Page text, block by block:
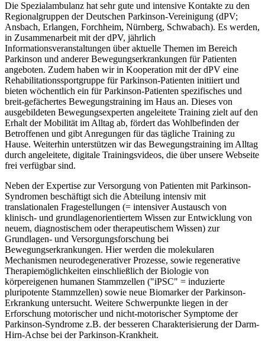
Die Spezialambulanz hat sehr gute und intensive Kontakte zu den
Regionalgruppen der Deutschen Parkinson-Vereinigung (dPV;
Ansbach, Erlangen, Forchheim, Nürnberg, Schwabach). Es werden,
in Zusammenarbeit mit der dPV, jährlich
Informationsveranstaltungen über aktuelle Themen im Bereich
Parkinson und anderer Bewegungserkrankungen für Patienten
angeboten. Zudem haben wir in Kooperation mit der dPV eine
Rehabilitationssportgruppe für Parkinson-Patienten initiiert und
bieten wöchentlich ein für Parkinson-Patienten spezifisches und
breit-gefächertes Bewegungstraining im Haus an. Dieses von
ausgebildeten Bewegungsexperten angeleitete Training zielt auf den
Erhalt der Mobilität im Alltag ab, fördert das Wohlbefinden der
Betroffenen und gibt Anregungen für das tägliche Training zu
Hause. Weiterhin unterstützen wir das Bewegungstraining im Alltag
durch angeleitete, digitale Trainingsvideos, die über unsere Webseite
frei verfügbar sind.
Neben der Expertise zur Versorgung von Patienten mit Parkinson-
Syndromen beschäftigt sich die Abteilung intensiv mit
translationalen Fragestellungen (= intensiver Austausch von
klinisch- und grundlagenorientiertem Wissen zur Entwicklung von
neuem, diagnostischem oder therapeutischem Wissen) zur
Grundlagen- und Versorgungsforschung bei
Bewegungserkrankungen. Hier werden die molekularen
Mechanismen neurodegenerativer Prozesse, sowie regenerative
Therapiemöglichkeiten einschließlich der Biologie von
körpereigenen humanen Stammzellen ("iPSC" = induzierte
pluripotente Stammzellen) sowie neue Biomarker der Parkinson-
Erkrankung untersucht. Weitere Schwerpunkte liegen in der
Erforschung motorischer und nicht-motorischer Symptome der
Parkinson-Syndrome z.B. der besseren Charakterisierung der Darm-
Hirn-Achse bei der Parkinson-Krankheit.